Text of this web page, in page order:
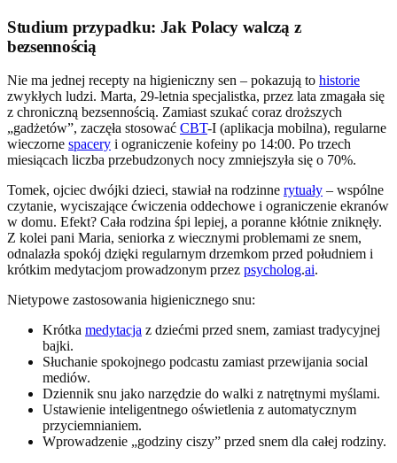
Studium przypadku: Jak Polacy walczą z
bezsennością
Nie ma jednej recepty na higieniczny sen – pokazują to historie
zwykłych ludzi. Marta, 29-letnia specjalistka, przez lata zmagała się
z chroniczną bezsennością. Zamiast szukać coraz droższych
„gadżetów”, zaczęła stosować CBT-I (aplikacja mobilna), regularne
wieczorne spacery i ograniczenie kofeiny po 14:00. Po trzech
miesiącach liczba przebudzonych nocy zmniejszyła się o 70%.
Tomek, ojciec dwójki dzieci, stawiał na rodzinne rytuały – wspólne
czytanie, wyciszające ćwiczenia oddechowe i ograniczenie ekranów
w domu. Efekt? Cała rodzina śpi lepiej, a poranne kłótnie zniknęły.
Z kolei pani Maria, seniorka z wiecznymi problemami ze snem,
odnalazła spokój dzięki regularnym drzemkom przed południem i
krótkim medytacjom prowadzonym przez psycholog.ai.
Nietypowe zastosowania higienicznego snu:
Krótka medytacja z dziećmi przed snem, zamiast tradycyjnej
bajki.
Słuchanie spokojnego podcastu zamiast przewijania social
mediów.
Dziennik snu jako narzędzie do walki z natrętnymi myślami.
Ustawienie inteligentnego oświetlenia z automatycznym
przyciemnianiem.
Wprowadzenie „godziny ciszy” przed snem dla całej rodziny.